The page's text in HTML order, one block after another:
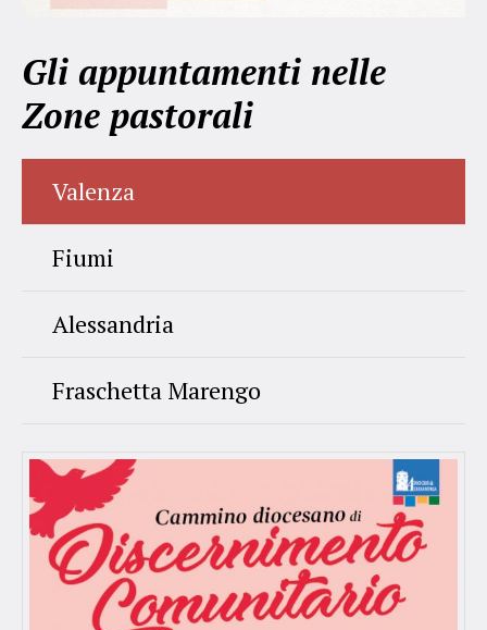
Gli appuntamenti nelle
Zone pastorali
Valenza
Fiumi
Alessandria
Fraschetta Marengo